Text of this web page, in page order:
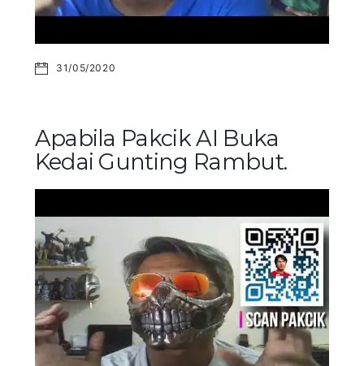
31/05/2020
Apabila Pakcik AI Buka
Kedai Gunting Rambut.